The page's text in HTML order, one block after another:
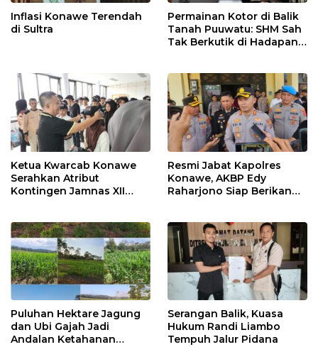
Inflasi Konawe Terendah
di Sultra
Permainan Kotor di Balik
Tanah Puuwatu: SHM Sah
Tak Berkutik di Hadapan
Ketua Kwarcab Konawe
Serahkan Atribut
Kontingen Jamnas XII
Resmi Jabat Kapolres
Konawe, AKBP Edy
Raharjono Siap Berikan
Puluhan Hektare Jagung
dan Ubi Gajah Jadi
Andalan Ketahanan
Serangan Balik, Kuasa
Hukum Randi Liambo
Tempuh Jalur Pidana